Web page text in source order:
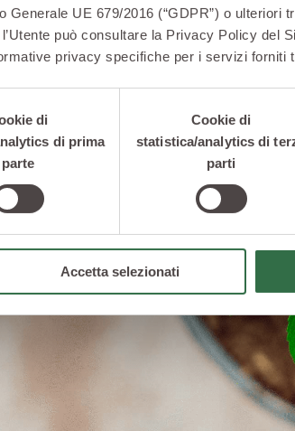
Generale UE 679/2016 (“GDPR”) o ulteriori
può consultare la Privacy Policy del
privacy specifiche per i servizi forniti
di
di prima
parte
Cookie di
statistica/analytics di
parti
Accetta selezionati